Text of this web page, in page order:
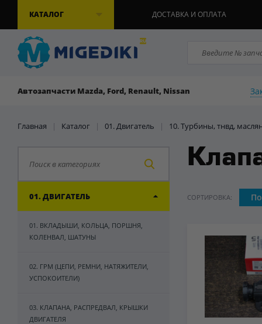
КАТАЛОГ ДОСТАВКА И ОПЛАТА
Автозапчасти Mazda, Ford, Renault, Nissan
Главная | Каталог | 01. Двигатель | 10. Турбины, тнвд,
01. ДВИГАТЕЛЬ
01. ВКЛАДЫШИ, КОЛЬЦА, ПОРШНЯ,
КОЛЕНВАЛ, ШАТУНЫ
02. ГРМ (ЦЕПИ, РЕМНИ, НАТЯЖИТЕЛИ,
УСПОКОИТЕЛИ)
03. КЛАПАНА, РАСПРЕДВАЛ, КРЫШКИ
ДВИГАТЕЛЯ
СОРТИРОВКА: